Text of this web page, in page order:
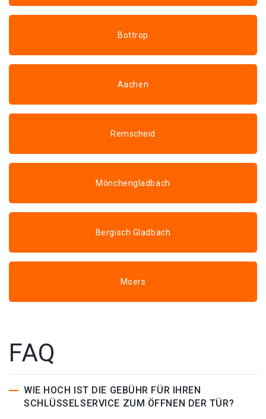
Bottrop
Aachen
Remscheid
Mönchengladbach
Bergisch Gladbach
Moers
FAQ
WIE HOCH IST DIE GEBÜHR FÜR IHREN
SCHLÜSSELSERVICE ZUM ÖFFNEN DER TÜR?